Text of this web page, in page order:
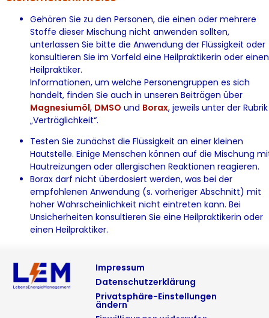
Gehören Sie zu den Personen, die einen oder mehrere
Stoffe dieser Mischung nicht anwenden sollten,
unterlassen Sie bitte die Anwendung der Flüssigkeit oder
konsultieren Sie im Vorfeld eine Heilpraktikerin oder einen
Heilpraktiker.
Informationen, um welche Personengruppen es sich
handelt, finden Sie auch in unseren Beiträgen über
Magnesiumöl, DMSO und Borax, jeweils unter der Rubrik
„Verträglichkeit“.
Testen Sie zunächst die Flüssigkeit an einer kleinen
Hautstelle. Einige Menschen können auf die Mischung
Hautreizungen oder allergischen Reaktionen reagieren.
Borax darf nicht überdosiert werden, was bei der
empfohlenen Anwendung (s. vorheriger Abschnitt) mit
hoher Wahrscheinlichkeit nicht eintreten kann. Bei
Unsicherheiten konsultieren Sie eine Heilpraktikerin oder
einen Heilpraktiker.
Impressum
Datenschutzerklärung
Privatsphäre-Einstellungen
ändern